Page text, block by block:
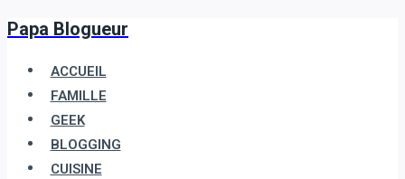
Aller
contenu
Papa Blogueur
ACCUEIL
FAMILLE
GEEK
BLOGGING
CUISINE